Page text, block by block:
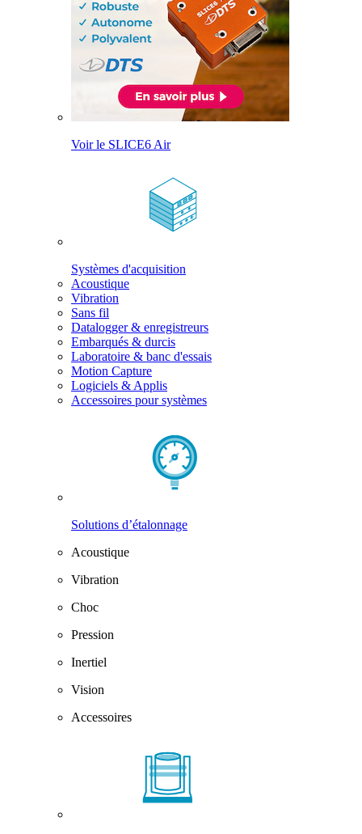
Voir le SLICE6 Air
Systèmes d'acquisition
Acoustique
Vibration
Sans fil
Datalogger & enregistreurs
Embarqués & durcis
Laboratoire & banc d'essais
Motion Capture
Logiciels & Applis
Accessoires pour systèmes
Solutions d’étalonnage
Acoustique
Vibration
Choc
Pression
Inertiel
Vision
Accessoires